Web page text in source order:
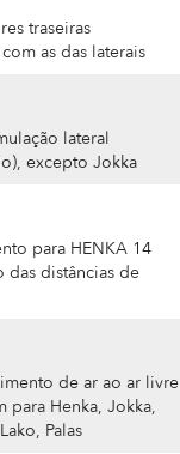
traseiras
as das laterais
lateral
excepto Jokka
para HENKA 14
das distâncias de
de ar ao ar livre
para Henka, Jokka,
Palas